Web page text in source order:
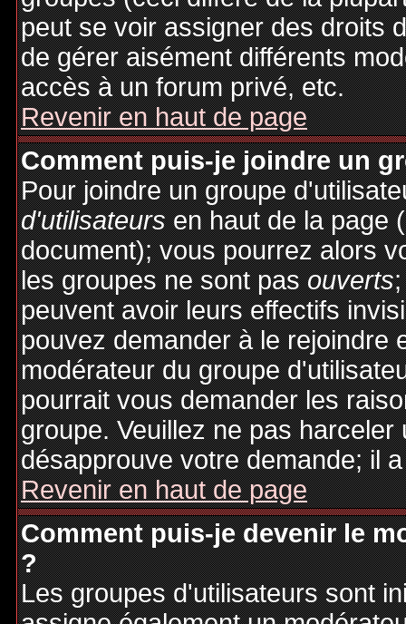
peut se voir assigner des droits
de gérer aisément différents
accès à un forum privé, etc.
Revenir en haut de page
Comment puis-je joindre un
Pour joindre un groupe
d'utilisateursen haut de la page
document); vous pourrez alors
les groupes ne sont pasouverts
peuvent avoir leurs effectifs
pouvez demander à le rejoindre
modérateur du groupe
pourrait vous demander les
groupe. Veuillez ne pas
désapprouve votre demande; il
Revenir en haut de page
Comment puis-je devenir le
?
Les groupes d'utilisateurs sont